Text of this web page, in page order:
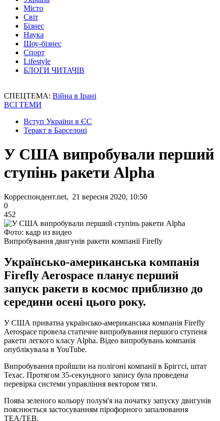
Місто
Світ
Бізнес
Наука
Шоу-бізнес
Спорт
Lifestyle
БЛОГИ ЧИТАЧІВ
СПЕЦТЕМА: Війна в Ірані
ВСІ ТЕМИ
Вступ України в ЄС
Теракт в Барселоні
У США випробували перший
ступінь ракети Alpha
Корреспондент.net, 21 вересня 2020, 10:50
0
452
Фото: кадр из видео
Випробування двигунів ракети компанії Firefly
Українсько-американська компанія
Firefly Aerospace планує перший
запуск ракети в космос приблизно до
середини осені цього року.
У США приватна українсько-американська компанія Firefly
Aerospace провела статичне випробування першого ступеня
ракети легкого класу Alpha. Відео випробувань компанія
опублікувала в YouTube.
Випробування пройшли на полігоні компанії в Бріггсі, штат
Техас. Протягом 35-секундного запису була проведена
перевірка системи управління вектором тяги.
Поява зеленого кольору полум'я на початку запуску двигунів
пояснюється застосуванням пірофорного запалювання
TEA/TEB.